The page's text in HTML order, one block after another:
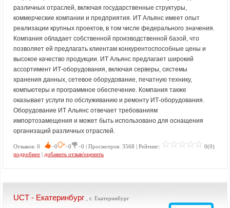
различных отраслей, включая государственные структуры,
коммерческие компании и предприятия. ИТ Альянс имеет опыт
реализации крупных проектов, в том числе федерального значения.
Компания обладает собственной производственной базой, что
позволяет ей предлагать клиентам конкурентоспособные цены и
высокое качество продукции. ИТ Альянс предлагает широкий
ассортимент ИТ-оборудования, включая серверы, системы
хранения данных, сетевое оборудование, печатную технику,
компьютеры и программное обеспечение. Компания также
оказывает услуги по обслуживанию и ремонту ИТ-оборудования.
Оборудование ИТ Альянс отвечает требованиям
импортозамещения и может быть использовано для оснащения
организаций различных отраслей.
Отзывов: 0 −0 −0 −0 | Просмотров: 3568 | Рейтинг:
0(0)
подробнее | добавить отзыв/оценить
UCT - Екатеринбург , г. Екатеринбург